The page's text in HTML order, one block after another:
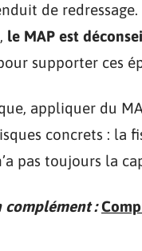
de
le MAP est
supporter ces
appliquer du
concrets : la
pas toujours la
complément :